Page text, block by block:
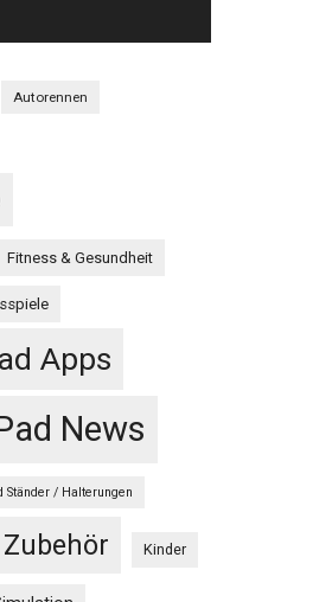
Autorennen
Fitness & Gesundheit
Apps
News
Ständer / Halterungen
Kinder